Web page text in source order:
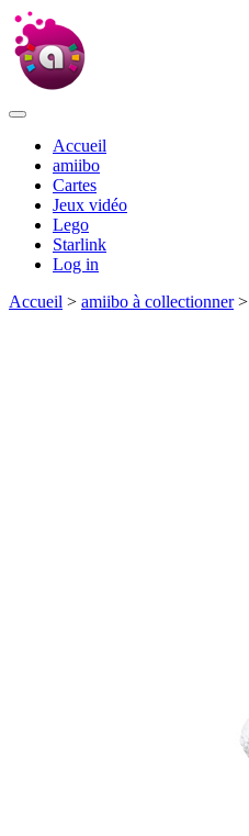
Accueil
amiibo
Cartes
Jeux vidéo
Lego
Starlink
Log in
Accueil > amiibo à collectionner>